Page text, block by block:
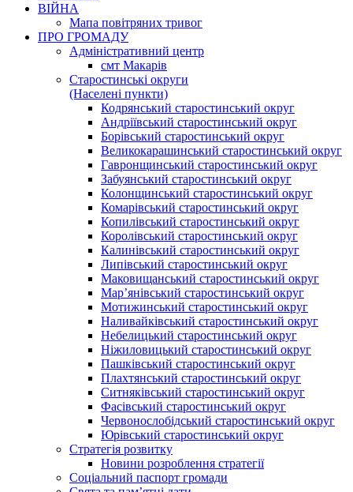
ВІЙНА
Мапа повітряних тривог
ПРО ГРОМАДУ
Aдміністративний центр
смт Макарів
Старостинські округи
(Населені пункти)
Кодрянський старостинський округ
Андріївський старостинський округ
Борівський старостинський округ
Великокарашинський старостинський округ
Гавронщинський старостинський округ
Забуянський старостинський округ
Колонщинський старостинський округ
Комарівський старостинський округ
Копилівський старостинський округ
Королівський старостинський округ
Калинівський старостинський округ
Липівський старостинський округ
Маковищанський старостинський округ
Мар’янівський старостинський округ
Мотижинський старостинський округ
Наливайківський старостинський округ
Небелицький старостинський округ
Ніжиловицький старостинський округ
Пашківський старостинський округ
Плахтянський старостинський округ
Ситняківський старостинський округ
Фасівський старостинський округ
Червонослобідський старостинський округ
Юрівський старостинський округ
Стратегія розвитку
Новини розроблення стратегії
Соціальний паспорт громади